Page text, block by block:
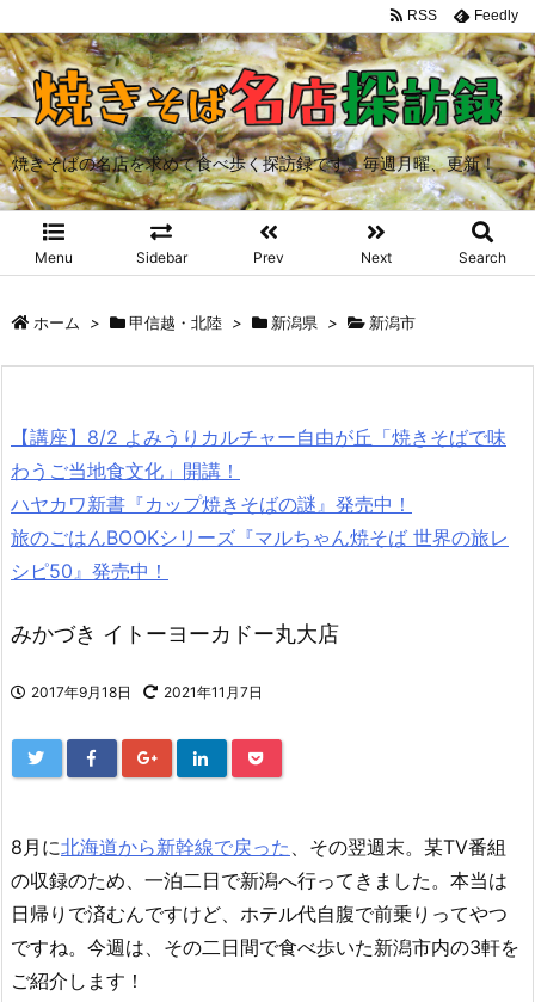
焼きそばの名店を求めて食べ歩く探訪録です。毎週月曜、更新！
Menu Sidebar Prev Next Search
RSS Feedly
ホーム > 甲信越・北陸 > 新潟県 > 新潟市
【講座】8/2 よみうりカルチャー自由が丘「焼きそばで味
わうご当地食文化」開講！
ハヤカワ新書『カップ焼きそばの謎』発売中！
旅のごはんBOOKシリーズ『マルちゃん焼そば 世界の旅レ
シピ50』発売中！
みかづき イトーヨーカドー丸大店
2017年9月18日 2021年11月7日
8月に北海道から新幹線で戻った 、その翌週末。某TV番組
の収録のため、一泊二日で新潟へ行ってきました。本当は
日帰りで済むんですけど、ホテル代自腹で前乗りってやつ
ですね。今週は、その二日間で食べ歩いた新潟市内の3軒を
ご紹介します！